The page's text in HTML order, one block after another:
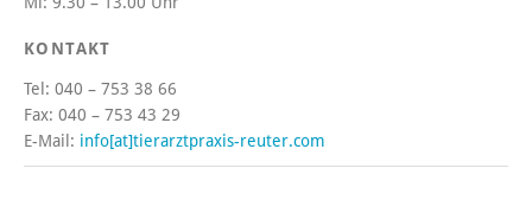
KONTAKT
Tel: 040 – 753 38 66
Fax: 040 – 753 43 29
E-Mail: info[at]tierarztpraxis-reuter.com